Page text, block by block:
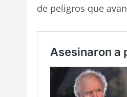
de peligros que